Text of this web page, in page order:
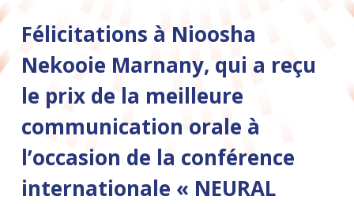
Félicitations à Nioosha
Nekooie Marnany, qui a reçu
le prix de la meilleure
communication orale à
l’occasion de la conférence
internationale « NEURAL